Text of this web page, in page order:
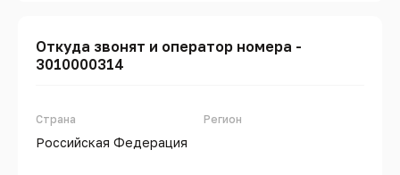
Откуда звонят и оператор номера -
3010000314
Страна
Российская Федерация
Регион